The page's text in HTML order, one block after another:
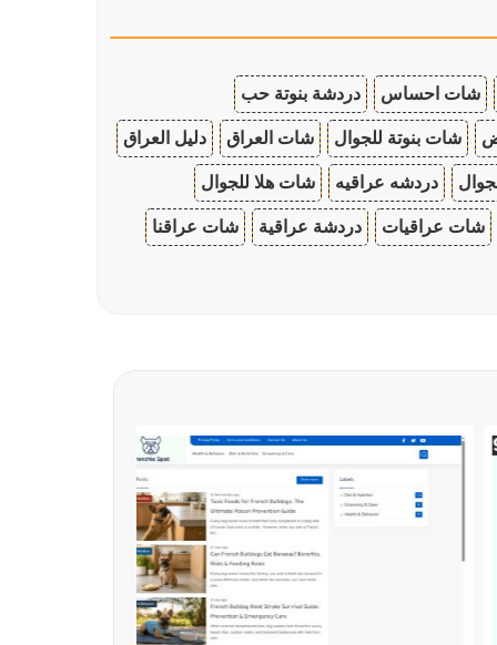
شات احساس دردشة بنوتة حب
شات بنوتة للجوال شات العراق دليل العراق
دردشه عراقيه شات هلا للجوال
شات عراقيات دردشة عراقية شات عراقنا